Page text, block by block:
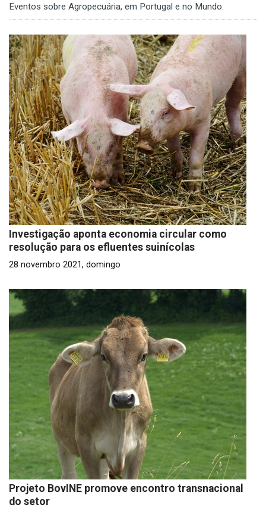
Eventos sobre Agropecuária, em Portugal e no Mundo.
Investigação aponta economia circular como
resolução para os efluentes suinícolas
28 novembro 2021, domingo
Projeto BovINE promove encontro transnacional
do setor